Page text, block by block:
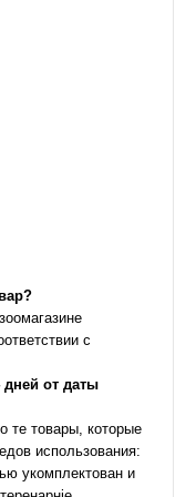
с
от даты
те товары, которые
использования:
укомплектован и